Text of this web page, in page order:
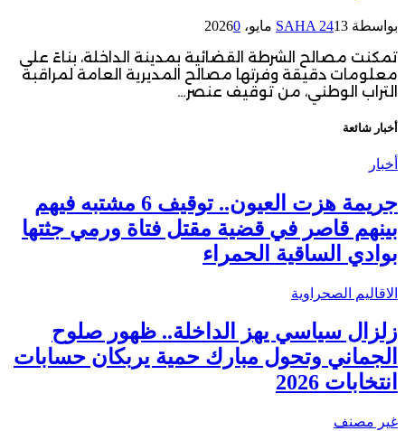
بواسطة SAHA 2413 مايو، 2026 0
تمكنت مصالح الشرطة القضائية بمدينة الداخلة، بناءً على
معلومات دقيقة وفرتها مصالح المديرية العامة لمراقبة
التراب الوطني، من توقيف عنصر…
أخبار شائعة
أخبار
جريمة هزت العيون.. توقيف 6 مشتبه فيهم
بينهم قاصر في قضية مقتل فتاة ورمي جثتها
بوادي الساقية الحمراء
الاقاليم الصحراوية
زلزال سياسي يهز الداخلة.. ظهور صلوح
الجماني وتحول مبارك حمية يربكان حسابات
انتخابات 2026
غير مصنف